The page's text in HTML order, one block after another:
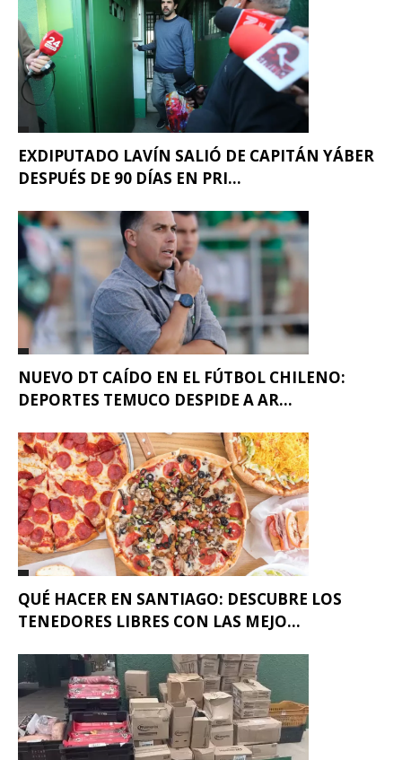
EXDIPUTADO LAVÍN SALIÓ DE CAPITÁN YÁBER
DESPUÉS DE 90 DÍAS EN PRI...
NUEVO DT CAÍDO EN EL FÚTBOL CHILENO:
DEPORTES TEMUCO DESPIDE A AR...
QUÉ HACER EN SANTIAGO: DESCUBRE LOS
TENEDORES LIBRES CON LAS MEJO...